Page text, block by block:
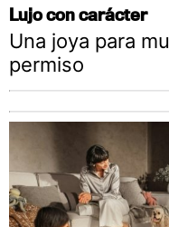
Lujo con carácter
Una joya para
permiso